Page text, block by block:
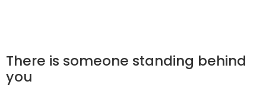
There is someone standing behind
you